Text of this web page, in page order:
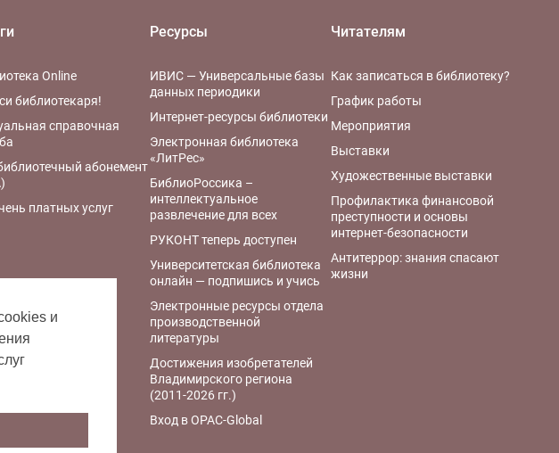
Online
библиотекаря!
справочная
абонемент
платных услуг
Ресурсы
ИВИС — Универсальные базы
данных периодики
Интернет-ресурсы библиотеки
Электронная библиотека
«ЛитРес»
БиблиоРоссика –
интеллектуальное
развлечение для всех
РУКОНТ теперь доступен
Университетская библиотека
онлайн — подпишись и учись
Электронные ресурсы отдела
производственной
литературы
Достижения изобретателей
Владимирского региона
(2011-2026 гг.)
Вход в OPAC-Global
Читателям
Как записаться в библиотеку?
График работы
Мероприятия
Выставки
Художественные выставки
Профилактика финансовой
преступности и основы
интернет-безопасности
Антитеррор: знания спасают
жизни
и